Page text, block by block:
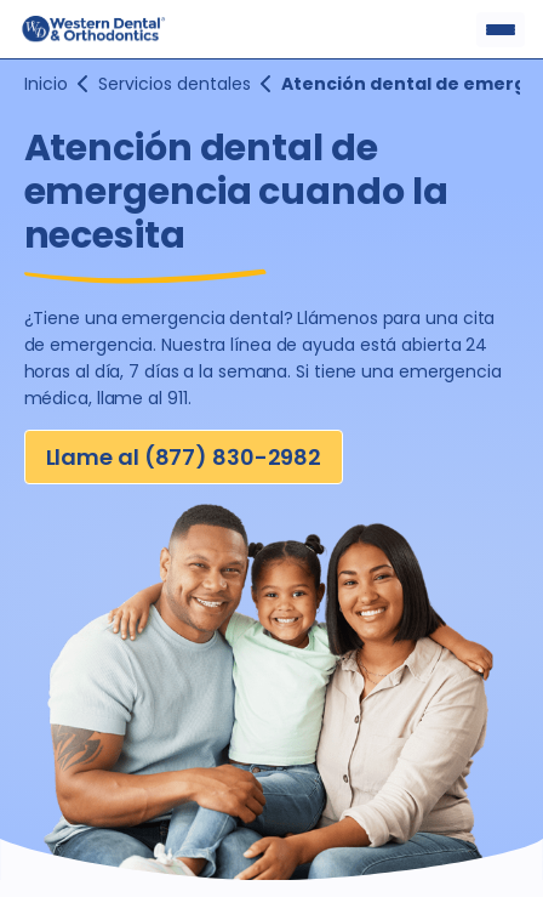
Skip
content
Inicio Servicios dentales Atención dental de
Atención dentalde
emergenciacuando la
necesita
¿Tiene una emergencia dental? Llámenos parauna cita
de emergencia. Nuestra línea de ayuda está abierta 24
horas al día, 7 días a la semana.Si tiene una emergencia
médica, llame al 911.
Llame al (877) 830-2982